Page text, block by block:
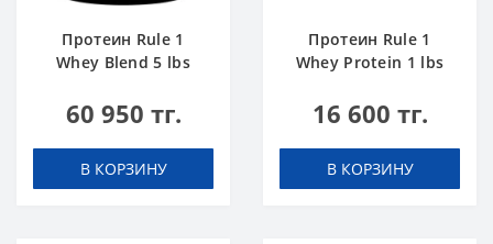
Протеин Rule 1
Whey Blend 5 lbs
60 950 тг.
В КОРЗИНУ
Протеин Rule 1
Whey Protein 1 lbs
Мороженое
16 600 тг.
В КОРЗИНУ